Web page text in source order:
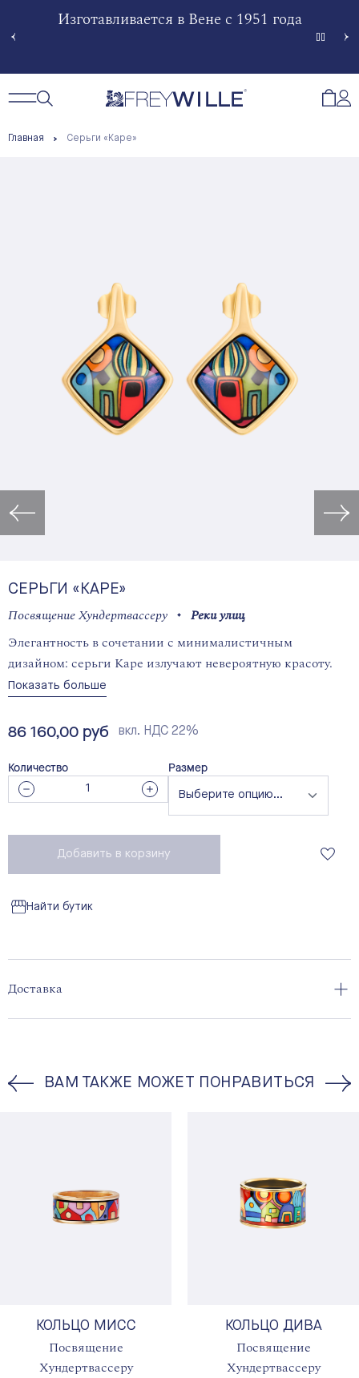
Изготавливается в Вене с 1951 года
Открыть / Закрыть навигацию
Открытый поиск
Главная Серьги «Каре»
СЕРЬГИ «КАРЕ»
Посвящение Хундертвассеру
Реки улиц
Элегантность в сочетании с минималистичным
дизайном: серьги Каре излучают невероятную красоту.
Показать больше
86 160,00 руб вкл. НДС 22%
Количество Размер
Добавить в корзину
Найти бутик
Доставка
ВАМ ТАКЖЕ МОЖЕТ ПОНРАВИТЬСЯ
КОЛЬЦО МИСС
Посвящение
Хундертвассеру
КОЛЬЦО ДИВА
Посвящение
Хундертвассеру